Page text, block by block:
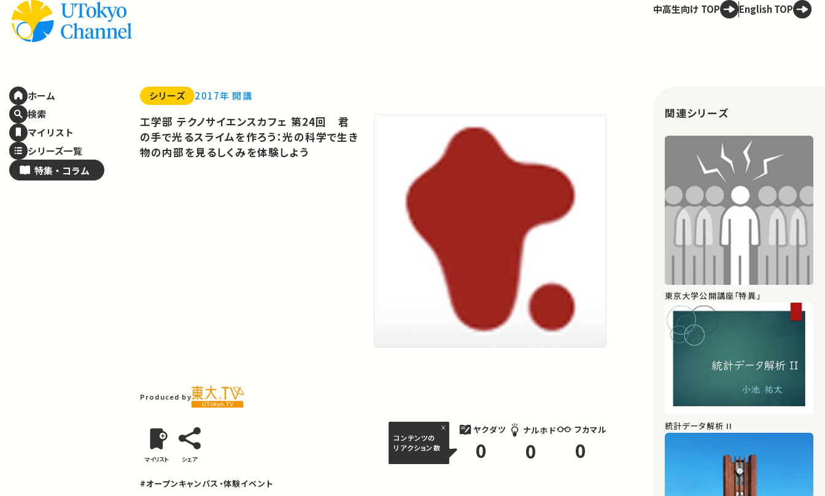
ホーム
検索
マイリスト
シリーズ一覧
特集・ コラム
中高生向け TOP English TOP
シリーズ 2017年 開講
工学部 テクノサイエンスカフェ 第24回 君
の手で光るスライムを作ろう：光の科学で生き
物の内部を見るしくみを体験しよう
Produced by
マイリスト シェア
コンテンツの
リアクション数
ヤクダツ
0
ナルホド
0
フカマル
0
#オープンキャンパス・体験イベント
関連シリーズ
東京大学公開講座「特異」
統計データ解析 II